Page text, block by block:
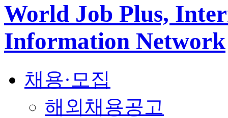
World Job Plus,
Information Network
채용·모집
해외채용공고